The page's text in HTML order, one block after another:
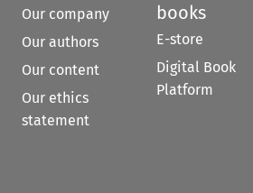
Our company
Our authors
Our content
Our ethics
statement
books
E-store
Digital Book
Platform